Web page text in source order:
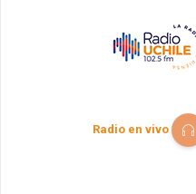
Radio en vivo